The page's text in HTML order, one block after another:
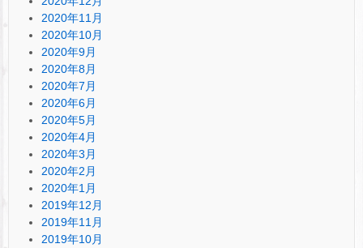
2020年11月
2020年10月
2020年9月
2020年8月
2020年7月
2020年6月
2020年5月
2020年4月
2020年3月
2020年2月
2020年1月
2019年12月
2019年11月
2019年10月